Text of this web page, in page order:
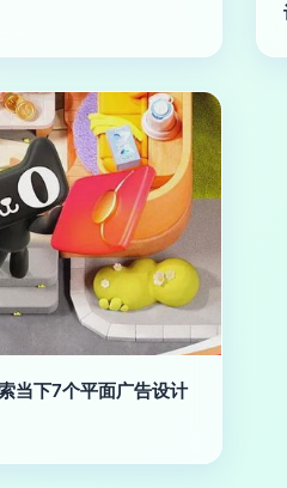
当下7个平面广告设计